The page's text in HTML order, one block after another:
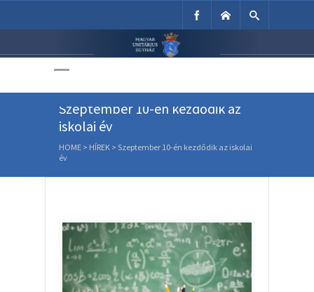
Unitárius Egyház
Szeptember 10-én kezdődik az
iskolai év
HOME > HÍREK > Szeptember 10-én kezdődik az iskolai
év